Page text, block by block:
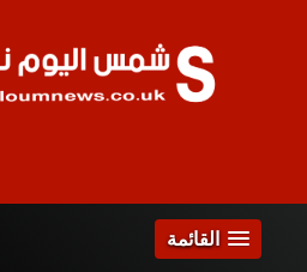
القائمة